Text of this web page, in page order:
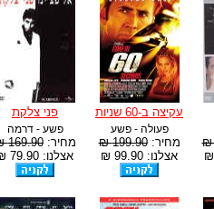
עקיצה ב-60 שניות
פעולה - פשע
מחיר:199.90 ₪
אצלנו: 99.90 ₪
פני צלקת
פשע - דרמה
מחיר:169.90 ₪
אצלנו: 79.90 ₪